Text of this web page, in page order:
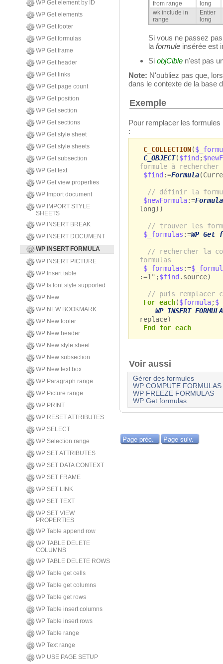
WP Get element by ID
WP Get elements
WP Get footer
WP Get formulas
WP Get frame
WP Get header
WP Get links
WP Get page count
WP Get position
WP Get section
WP Get sections
WP Get style sheet
WP Get style sheets
WP Get subsection
WP Get text
WP Get view properties
WP Import document
WP IMPORT STYLE
SHEETS
WP INSERT BREAK
WP INSERT DOCUMENT
WP INSERT FORMULA
WP INSERT PICTURE
WP Insert table
WP Is font style supported
WP New
WP NEW BOOKMARK
WP New footer
WP New header
WP New style sheet
WP New subsection
WP New text box
WP Paragraph range
WP Picture range
WP PRINT
WP RESET ATTRIBUTES
WP SELECT
WP Selection range
WP SET ATTRIBUTES
WP SET DATA CONTEXT
WP SET FRAME
WP SET LINK
WP SET TEXT
WP SET VIEW
PROPERTIES
WP Table append row
WP TABLE DELETE
COLUMNS
WP TABLE DELETE ROWS
WP Table get cells
WP Table get columns
WP Table get rows
WP Table insert columns
WP Table insert rows
WP Table range
WP Text range
WP USE PAGE SETUP
from range
long
wk include in
range
Entier
long
Si vous ne passez
laformule insérée est
Si objCible n'est pas
Note: N'oubliez pas que,
dans le contexte de la base
Exemple
Pour remplacer les
:
C_COLLECTION(
C_OBJECT($find ;
formule à rechercher
$find :=Formula
// définir la
$newFormula:=Formula
long))
// trouver les
$_formulas :=WP Get
// rechercher la
formulas
$_formulas :=
:=1";$find .source)
// puis remplacer
For each($formula;
WP INSERT FORMULA
replace)
End for each
Voir aussi
Gérer des formules
WP COMPUTE FORMULAS
WP FREEZE FORMULAS
WP Get formulas
Page préc. Page suiv.